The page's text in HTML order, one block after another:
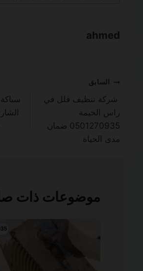
ahmed
تصفّح
المقالات
السابق
شركة تنظيف فلل في
راس الخيمة
0501270935 ضمان
مدى الحياة
موضوعات ذات